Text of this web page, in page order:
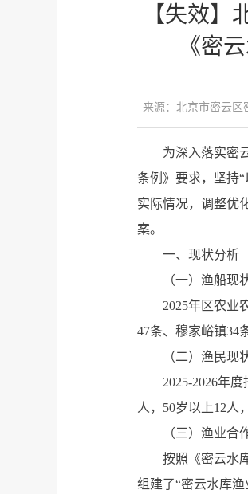
【失效】
《密
来源：北京市密云区
为深入落实密
条例》要求，坚持
实际情况，调整优
案。
一、现状分析
（一）渔船现
2025年区农业
47条、穆家峪镇34
（二）渔民现
2025-2026年
人，50岁以上12人
（三）渔业合
按照《密云水
组建了“密云水库